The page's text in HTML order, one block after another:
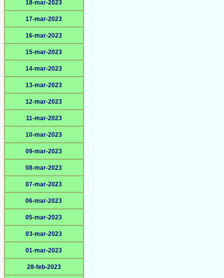
18-mar-2023
17-mar-2023
16-mar-2023
15-mar-2023
14-mar-2023
13-mar-2023
12-mar-2023
11-mar-2023
10-mar-2023
09-mar-2023
08-mar-2023
07-mar-2023
06-mar-2023
05-mar-2023
03-mar-2023
01-mar-2023
28-feb-2023